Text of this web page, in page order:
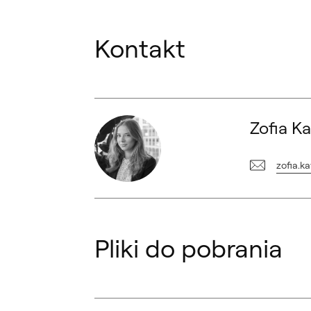
Kontakt
OLYMPUS
DIGITAL
CAMERA
Zofia
Pliki do pobrania